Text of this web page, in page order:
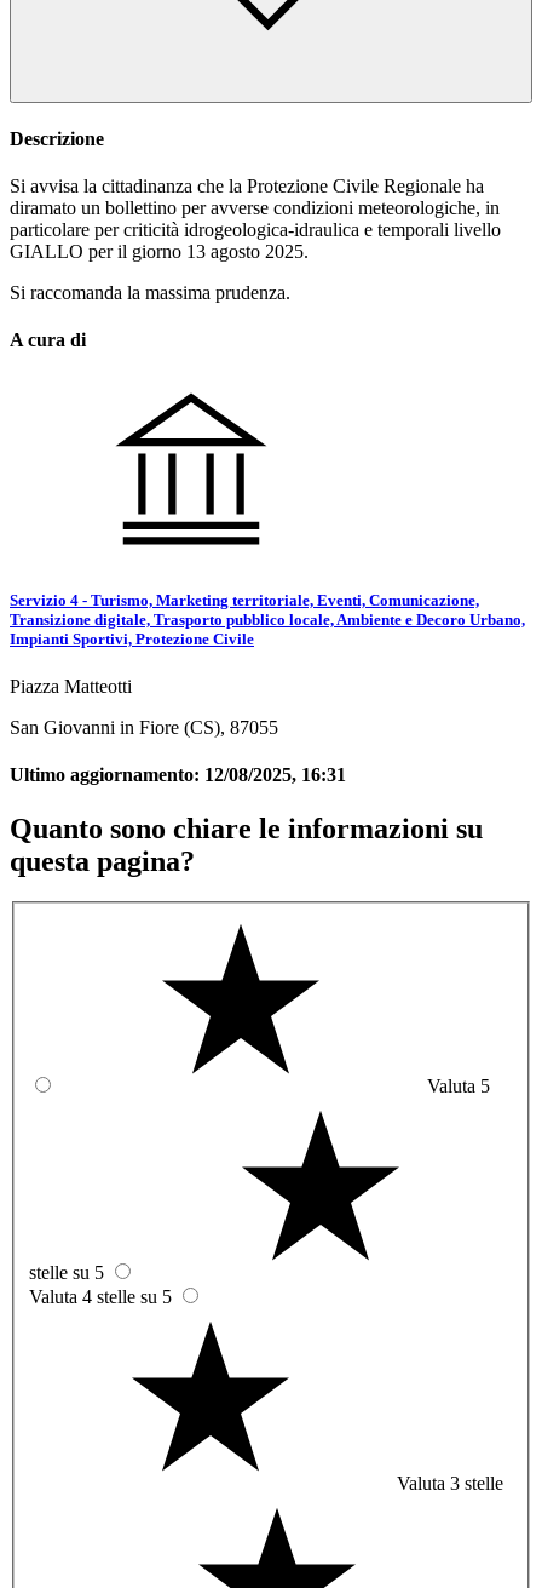
Descrizione
Si avvisa la cittadinanza che la Protezione Civile Regionale ha
diramato un bollettino per avverse condizioni meteorologiche, in
particolare per criticità idrogeologica-idraulica e temporali livello
GIALLO per il giorno 13 agosto 2025.
Si raccomanda la massima prudenza.
A cura di
Servizio 4 - Turismo, Marketing territoriale, Eventi, Comunicazione,
Transizione digitale, Trasporto pubblico locale, Ambiente e Decoro Urbano,
Impianti Sportivi, Protezione Civile
Piazza Matteotti
San Giovanni in Fiore (CS), 87055
Ultimo aggiornamento: 12/08/2025, 16:31
Quanto sono chiare le informazioni su
questa pagina?
Valuta 5
stelle su 5
Valuta 4 stelle su 5
Valuta 3 stelle